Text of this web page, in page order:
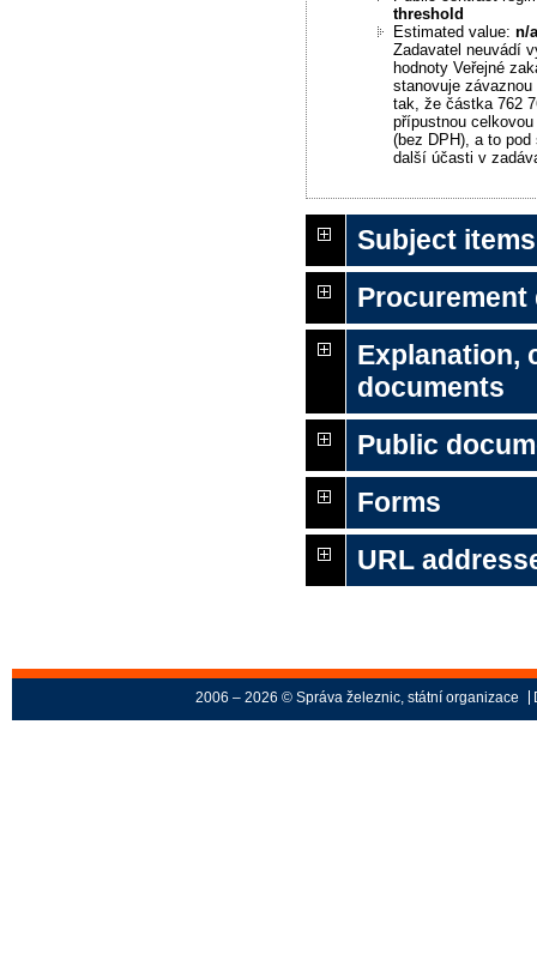
threshold
Estimated value:n/
Zadavatel neuvádí
hodnoty Veřejné
stanovuje
tak, že částka 762
přípustnou
(bez DPH), a to
další účasti v
Subject
Explanation,
documents
Public
Forms
URL
2006 – 2026 © Správa železnic, státní organizace